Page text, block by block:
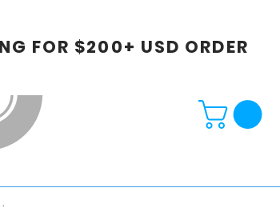
FOR $200+ USD ORDER